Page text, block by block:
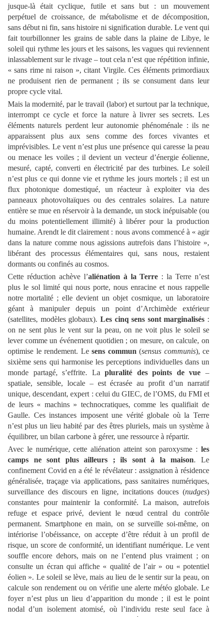
jusque-là était cyclique, futile et sans but : un mouvement
perpétuel de croissance, de métabolisme et de décomposition,
sans début ni fin, sans histoire ni signification durable. Le vent qui
fait tourbillonner les grains de sable dans la plaine de Libye, le
soleil qui rythme les jours et les saisons, les vagues qui reviennent
inlassablement sur le rivage – tout cela n’est que répétition infinie,
« sans rime ni raison », citant Virgile. Ces éléments primordiaux
ne produisent rien de permanent ; ils se consument dans leur
propre cycle vital.
Mais la modernité, par le travail (labor) et surtout par la technique,
interrompt ce cycle et force la nature à livrer ses secrets. Les
éléments naturels perdent leur autonomie phénoménale : ils ne
apparaissent plus aux sens comme des forces vivantes et
imprévisibles. Le vent n’est plus une présence qui caresse la peau
ou menace les voiles ; il devient un vecteur d’énergie éolienne,
mesuré, capté, converti en électricité par des turbines. Le soleil
n’est plus ce qui donne vie et rythme les jours mortels ; il est un
flux photonique domestiqué, un réacteur à exploiter via des
panneaux photovoltaïques ou des centrales solaires. La nature
entière se mue en réservoir à la demande, un stock inépuisable (ou
du moins potentiellement illimité) à libérer pour la production
humaine. Arendt le dit clairement : nous avons commencé à « agir
dans la nature comme nous agissions autrefois dans l’histoire »,
libérant des processus élémentaires qui, sans nous, restaient
dormants ou confinés au cosmos.
Cette réduction achève l’aliénation à la Terre : la Terre n’est
plus le sol limité qui nous porte, nous enracine et nous rappelle
notre mortalité ; elle devient un objet cosmique, un laboratoire
géant à manipuler depuis un point d’Archimède extérieur
(satellites, modèles globaux). Les cinq sens sont marginalisés :
on ne sent plus le vent sur la peau, on ne voit plus le soleil se
lever comme un événement quotidien ; on mesure, on calcule, on
optimise le rendement. Le sens commun (sensus communis), ce
sixième sens qui harmonise les perceptions individuelles dans un
monde partagé, s’effrite. Lapluralité des points de vue –
spatiale, sensible, locale – est écrasée au profit d’un narratif
unique, descendant, expert : celui du GIEC, de l’OMS, du FMI et
de leurs « machins » technocratiques, comme les qualifiait de
Gaulle. Ces instances imposent une vérité globale où la Terre
n’est plus un lieu habité par des êtres pluriels, mais un système à
équilibrer, un bilan carbone à gérer, une ressource à répartir.
Avec le numérique, cette aliénation atteint son paroxysme : les
camps ne sont plus ailleurs ; ils sont à la maison. Le
confinement Covid en a été le révélateur : assignation à résidence
généralisée, traçage via applications, pass sanitaires numériques,
surveillance des discours en ligne, incitations douces (nudges)
constantes pour maintenir la conformité. La maison, autrefois
refuge et espace privé, devient le nœud central du contrôle
permanent. Smartphone en main, on se surveille soi-même, on
intériorise l’obéissance, on accepte d’être réduit à un profil de
risque, un score de conformité, un identifiant numérique. Le vent
souffle encore dehors, mais on ne l’entend plus vraiment ; on
consulte un écran qui affiche « qualité de l’air » ou « potentiel
éolien ». Le soleil se lève, mais au lieu de le sentir sur la peau, on
calcule son rendement ou on vérifie une alerte météo globale. Le
foyer n’est plus un lieu d’apparition du monde ; il est le point
nodal d’un isolement atomisé, où l’individu reste seul face à